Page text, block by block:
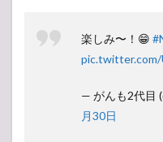
楽しみ〜！😁
— がんも2代目
月30日